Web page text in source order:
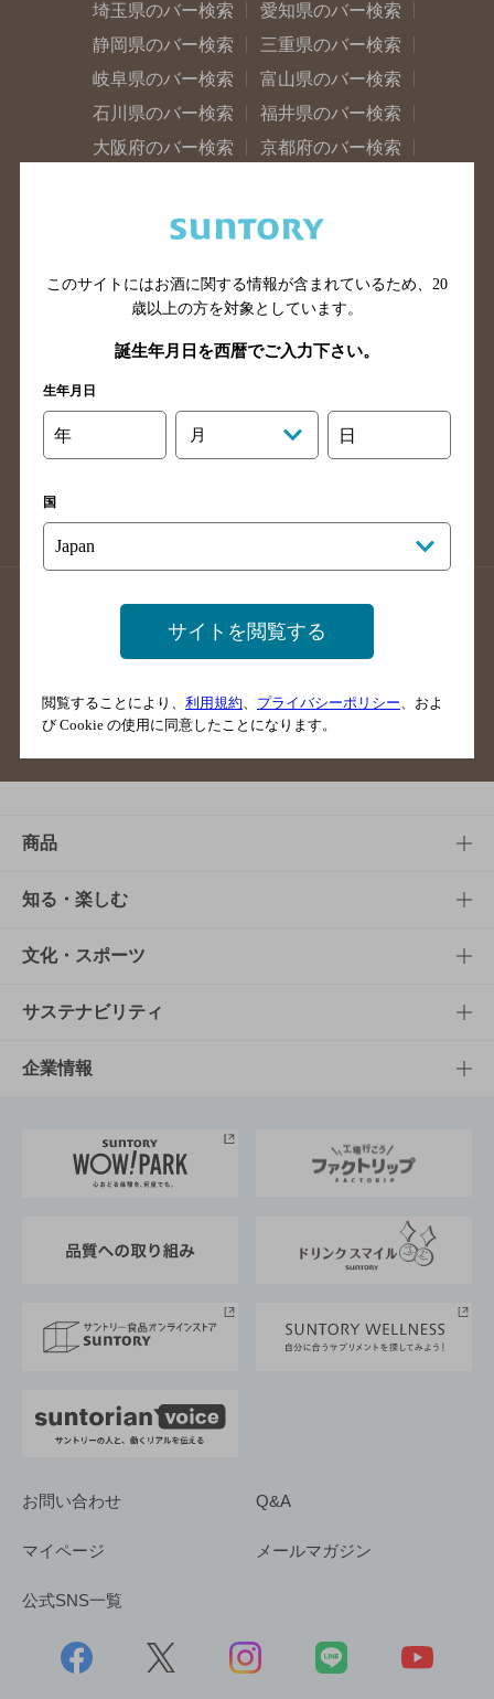
埼玉県のバー検索
愛知県のバー検索
静岡県のバー検索
三重県のバー検索
岐阜県のバー検索
富山県のバー検索
石川県のバー検索
福井県のバー検索
大阪府のバー検索
京都府のバー検索
滋賀県のバー検索
和歌山県のバー検索
山口県のバー検索
鳥取県のバー検索
島根県のバー検索
徳島県のバー検索
香川県のバー検索
愛媛県のバー検索
高知県のバー検索
長崎県のバー検索
佐賀県のバー検索
大分県のバー検索
熊本県のバー検索
沖縄県のバー検索
店舗登録方法のご案内
店舗情報更新方法のご案内
掲載店舗様ログイン
ご意見・ご感想
商品
商品TOP
商品一覧
商品発売情報
栄養成分一覧
知る・楽しむ
知る・楽しむTOP
キャンペーン
工場見学
地域情報
文化・スポーツ
文化・スポーツTOP
サントリーホール
サントリーサンバーズ大阪
サステナビリティ
サステナビリティTOP
サントリーが考えるサステナビリティ経営
企業情報
企業概要
採用情報
お問い合わせ Q&A
マイページ メールマガジン
公式SNS一覧
このサイトにはお酒に関する情報が含まれているため、 20
歳以上の方を対象としています。
誕生年月日を西暦でご入力下さい。
生年月日
年 月 日
国
サイトを閲覧する
閲覧することにより、 利用規約 プライバシーポリシー 、およ
び Cookie の使用に同意したことになります。